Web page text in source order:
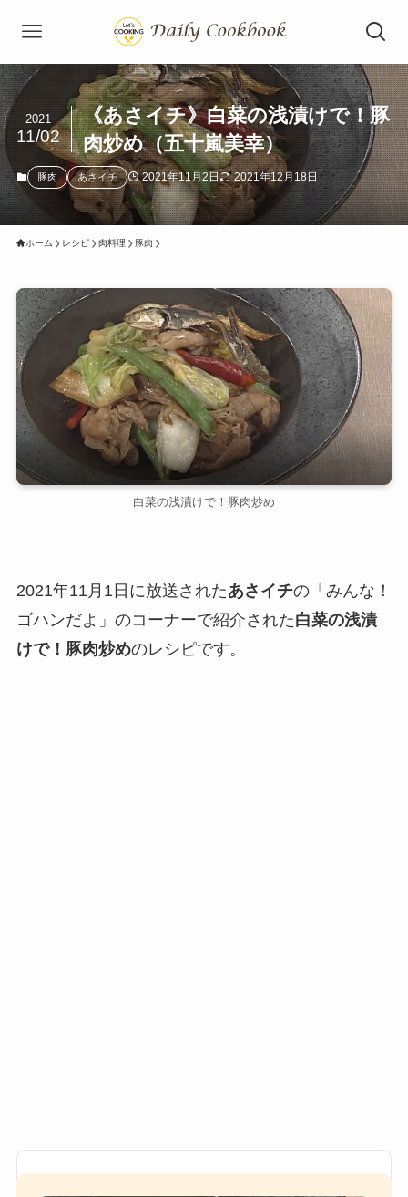
《あさイチ》白菜の浅漬けで！豚
肉炒め（五十嵐美幸）
2021
11/02
豚肉 あさイチ 2021年11月2日 2021年12月18日
ホーム レシピ 肉料理 豚肉
白菜の浅漬けで！豚肉炒め
2021年11月1日に放送されたあさイチの「みんな！
ゴハンだよ」のコーナーで紹介された白菜の浅漬
けで！豚肉炒めのレシピです。